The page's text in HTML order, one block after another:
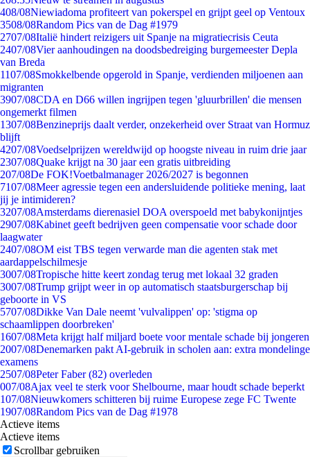
408/08Niewiadoma profiteert van pokerspel en grijpt geel op Ventoux
3508/08Random Pics van de Dag #1979
2707/08Italië hindert reizigers uit Spanje na migratiecrisis Ceuta
2407/08Vier aanhoudingen na doodsbedreiging burgemeester Depla
van Breda
1107/08Smokkelbende opgerold in Spanje, verdienden miljoenen aan
migranten
3907/08CDA en D66 willen ingrijpen tegen 'gluurbrillen' die mensen
ongemerkt filmen
1307/08Benzineprijs daalt verder, onzekerheid over Straat van Hormuz
blijft
4207/08Voedselprijzen wereldwijd op hoogste niveau in ruim drie jaar
2307/08Quake krijgt na 30 jaar een gratis uitbreiding
207/08De FOK!Voetbalmanager 2026/2027 is begonnen
7107/08Meer agressie tegen een andersluidende politieke mening, laat
jij je intimideren?
3207/08Amsterdams dierenasiel DOA overspoeld met babykonijntjes
2907/08Kabinet geeft bedrijven geen compensatie voor schade door
laagwater
2407/08OM eist TBS tegen verwarde man die agenten stak met
aardappelschilmesje
3007/08Tropische hitte keert zondag terug met lokaal 32 graden
3007/08Trump grijpt weer in op automatisch staatsburgerschap bij
geboorte in VS
5707/08Dikke Van Dale neemt 'vulvalippen' op: 'stigma op
schaamlippen doorbreken'
1607/08Meta krijgt half miljard boete voor mentale schade bij jongeren
2007/08Denemarken pakt AI-gebruik in scholen aan: extra mondelinge
examens
2507/08Peter Faber (82) overleden
007/08Ajax veel te sterk voor Shelbourne, maar houdt schade beperkt
107/08Nieuwkomers schitteren bij ruime Europese zege FC Twente
1907/08Random Pics van de Dag #1978
Actieve items
Actieve items
Scrollbar gebruiken